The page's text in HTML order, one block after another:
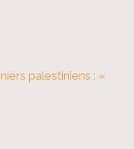
palestiniens : «